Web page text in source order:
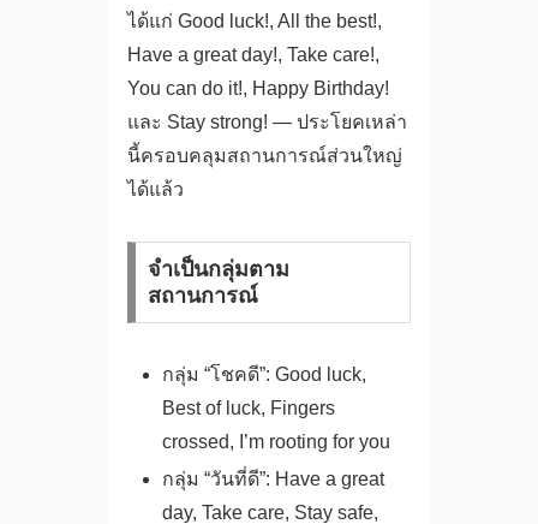
ได้แก่ Good luck!, All the best!,
Have a great day!, Take care!,
You can do it!, Happy Birthday!
และ Stay strong! — ประโยคเหล่า
นี้ครอบคลุมสถานการณ์ส่วนใหญ่
ได้แล้ว
จำเป็นกลุ่มตาม
สถานการณ์
กลุ่ม “โชคดี”: Good luck,
Best of luck, Fingers
crossed, I’m rooting for you
กลุ่ม “วันที่ดี”: Have a great
day, Take care, Stay safe,